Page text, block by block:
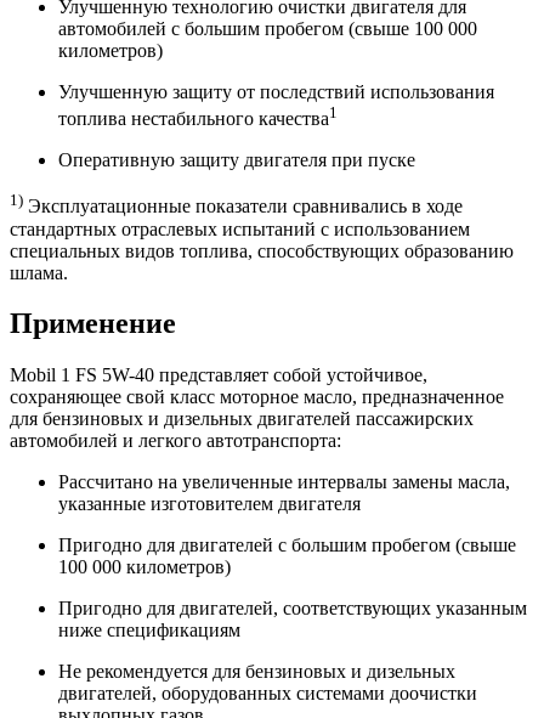
Улучшенную технологию очистки двигателя для
автомобилей с большим пробегом (свыше 100 000
километров)
Улучшенную защиту от последствий использования
топлива нестабильного качества1
Оперативную защиту двигателя при пуске
1) Эксплуатационные показатели сравнивались в ходе
стандартных отраслевых испытаний с использованием
специальных видов топлива, способствующих образованию
шлама.
Применение
Mobil 1 FS 5W-40 представляет собой устойчивое,
сохраняющее свой класс моторное масло, предназначенное
для бензиновых и дизельных двигателей пассажирских
автомобилей и легкого автотранспорта:
Рассчитано на увеличенные интервалы замены масла,
указанные изготовителем двигателя
Пригодно для двигателей с большим пробегом (свыше
100 000 километров)
Пригодно для двигателей, соответствующих указанным
ниже спецификациям
Не рекомендуется для бензиновых и дизельных
двигателей, оборудованных системами доочистки